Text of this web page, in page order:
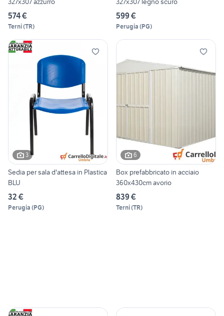
574 €
Terni(TR)
599 €
Perugia (PG)
3
Sedia per sala d'attesa in Plastica
BLU
32 €
Perugia (PG)
6
Box prefabbricato in acciaio
360x430cm avorio
839 €
Terni(TR)